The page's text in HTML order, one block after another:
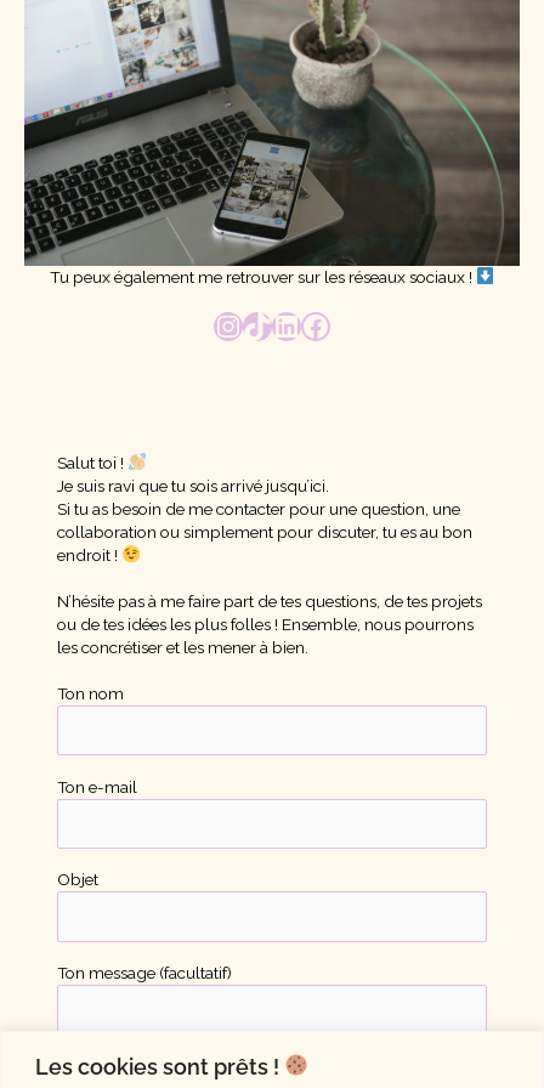
Les cookies sont prêts !
Tu peux également me retrouver sur les réseaux sociaux !
Salut toi !
Je suis ravi que tu sois arrivé jusqu’ici.
Si tu as besoin de me contacter pour une question, une
collaboration ou simplement pour discuter, tu es au bon
endroit !
N’hésite pas à me faire part de tes questions, de tes projets
ou de tes idées les plus folles ! Ensemble, nous pourrons
les concrétiser et les mener à bien.
Ton nom
Ton e-mail
Objet
Ton message (facultatif)